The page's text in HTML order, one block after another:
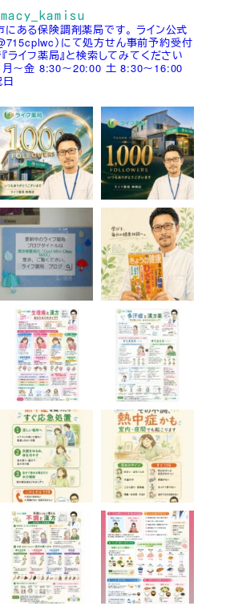
ある保険調剤薬局です。 ライン公式
）にて処方せん事前予約受付
ライフ薬局』と検索してみてください
月～金 8:30～20:00 土 8:30～16:00